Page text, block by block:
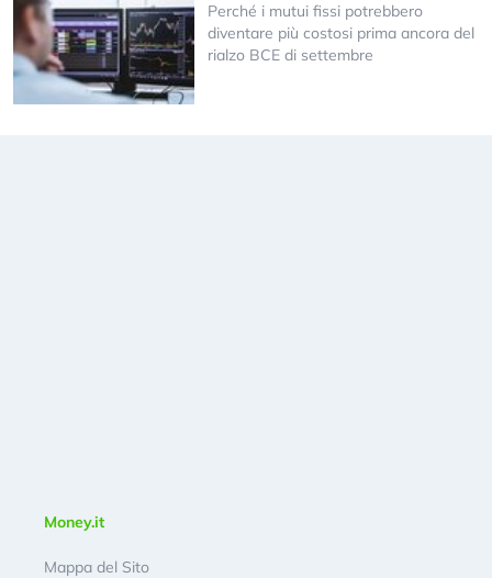
Perché i mutui fissi potrebbero
diventare più costosi prima ancora del
rialzo BCE di settembre
Money.it
Mappa del Sito